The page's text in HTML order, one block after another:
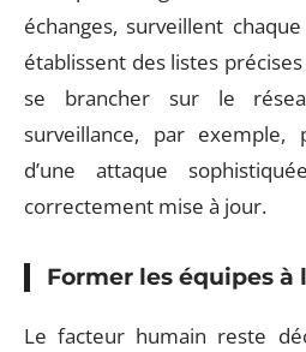
échanges, surveillent
établissent des listes
se brancher sur le
surveillance, par
d’une attaque
correctement mise à jour.
Former les équipes à
Le facteur humain reste